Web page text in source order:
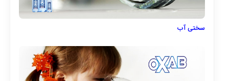
سختی آب